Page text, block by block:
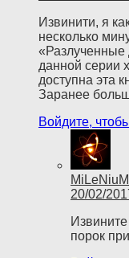
Извинити, я
несколько
данной серии
доступна эта
Заранее
Войдите,
MiLeNiuM
20/02/
порок